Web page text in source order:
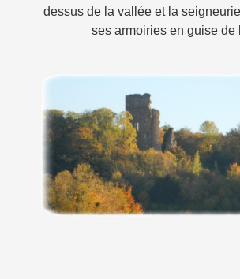
dessus de la vallée et la
ses armoiries en guise de